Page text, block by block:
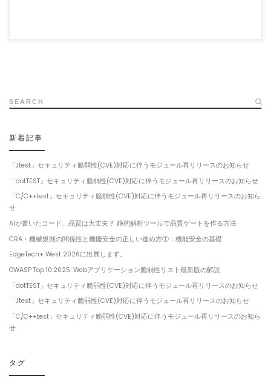
SEARCH
新着記事
「Jtest」セキュリティ脆弱性(CVE)対応に伴うモジュール再リリースのお知らせ
「dotTEST」セキュリティ脆弱性(CVE)対応に伴うモジュール再リリースのお知らせ
「C/C++test」セキュリティ脆弱性(CVE)対応に伴うモジュール再リリースのお知ら
せ
AIが書いたコード、品質は大丈夫？ 静的解析ツールで品質ゲートを作る方法
CRA・機械規則の関係性と機能安全の正しい進め方①：機能安全の基礎
EdgeTech+ West 2026に出展します。
OWASP Top 10:2025: Webアプリケーション脆弱性リスト最新版の解説
「dotTEST」セキュリティ脆弱性(CVE)対応に伴うモジュール再リリースのお知らせ
「Jtest」セキュリティ脆弱性(CVE)対応に伴うモジュール再リリースのお知らせ
「C/C++test」セキュリティ脆弱性(CVE)対応に伴うモジュール再リリースのお知ら
せ
タグ